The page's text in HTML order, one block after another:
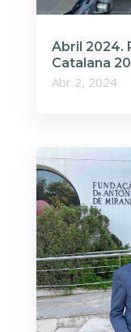
Abril 2024.
Catalana
Abr 2, 2024